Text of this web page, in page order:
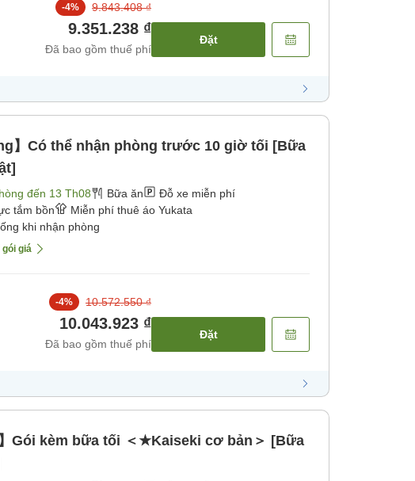
-4% 9.843.408 ₫
9.351.238 ₫
Đã bao gồm thuế phí
Đặt
】Có thể nhận phòng trước 10 giờ tối [Bữa
đến 13 Th08 Bữa ăn
Đỗ xe miễn phí
tắm bồn
Miễn phí thuê áo Yukata
khi nhận phòng
giá
-4% 10.572.550 ₫
10.043.923 ₫
Đã bao gồm thuế phí
Đặt
Gói kèm bữa tối ＜★Kaiseki cơ bản＞ [Bữa